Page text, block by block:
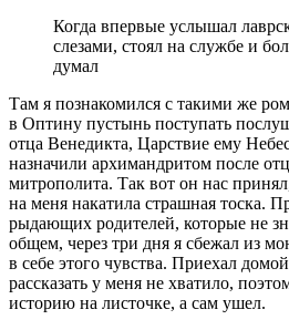
Когда впервые услышал
слезами, стоял на службе и
думал
Там я познакомился с такими же
в Оптину пустынь поступать
отца Венедикта, Царствие ему
назначили архимандритом после
митрополита. Так вот он нас
на меня накатила страшная тоска.
рыдающих родителей, которые не
общем, через три дня я сбежал из
в себе этого чувства. Приехал
рассказать у меня не хватило,
историю на листочке, а сам ушел.